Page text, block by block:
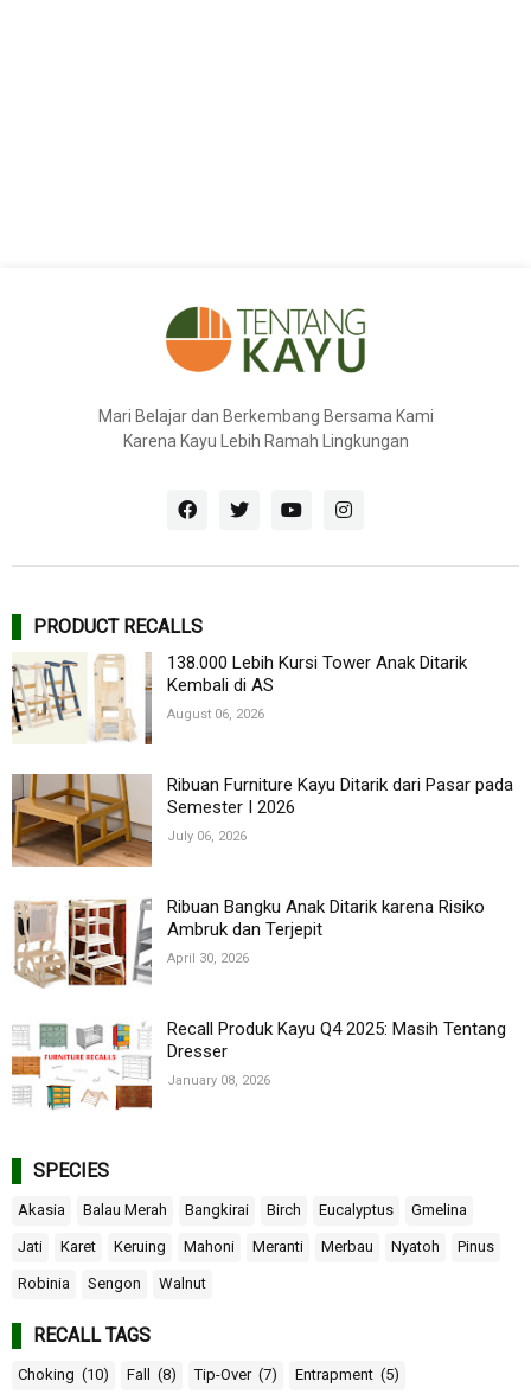
Mari Belajar dan Berkembang Bersama Kami
Karena Kayu Lebih Ramah Lingkungan
PRODUCT RECALLS
138.000 Lebih Kursi Tower Anak Ditarik
Kembali di AS
August 06, 2026
Ribuan Furniture Kayu Ditarik dari Pasar pada
Semester I 2026
July 06, 2026
Ribuan Bangku Anak Ditarik karena Risiko
Ambruk dan Terjepit
April 30, 2026
Recall Produk Kayu Q4 2025: Masih Tentang
Dresser
January 08, 2026
SPECIES
Akasia Balau Merah Bangkirai Birch Eucalyptus Gmelina
Jati Karet Keruing Mahoni Meranti Merbau Nyatoh Pinus
Robinia Sengon Walnut
RECALL TAGS
Choking (10) Fall (8) Tip-Over (7) Entrapment (5)